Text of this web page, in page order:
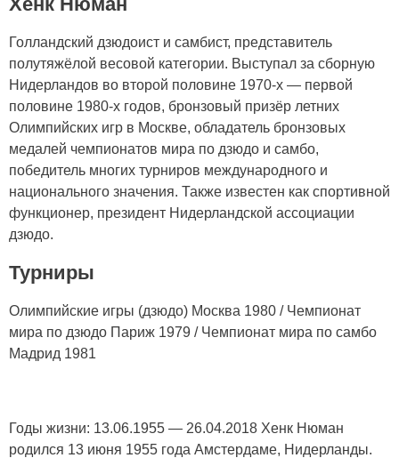
Голландский дзюдоист и самбист, представитель
полутяжёлой весовой категории. Выступал за сборную
Нидерландов во второй половине 1970-х — первой
половине 1980-х годов, бронзовый призёр летних
Олимпийских игр в Москве, обладатель бронзовых
медалей чемпионатов мира по дзюдо и самбо,
победитель многих турниров международного и
национального значения. Также известен как спортивной
функционер, президент Нидерландской ассоциации
дзюдо.
Турниры
Олимпийские игры (дзюдо) Москва 1980 / Чемпионат
мира по дзюдо Париж 1979 / Чемпионат мира по самбо
Мадрид 1981
Годы жизни: 13.06.1955 — 26.04.2018 Хенк Нюман
родился 13 июня 1955 года Амстердаме, Нидерланды.